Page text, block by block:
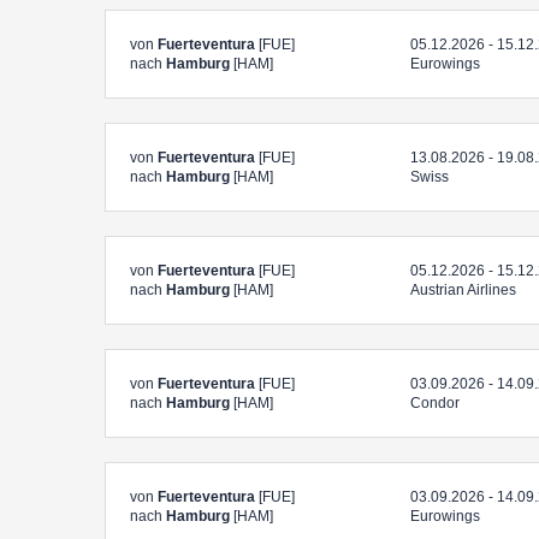
von Fuerteventura [FUE]
nach Hamburg [HAM]
05.12.2026 -
Eurowings
von Fuerteventura [FUE]
nach Hamburg [HAM]
13.08.2026 -
Swiss
von Fuerteventura [FUE]
nach Hamburg [HAM]
05.12.2026 -
Austrian Airlines
von Fuerteventura [FUE]
nach Hamburg [HAM]
03.09.2026 -
Condor
von Fuerteventura [FUE]
nach Hamburg [HAM]
03.09.2026 -
Eurowings